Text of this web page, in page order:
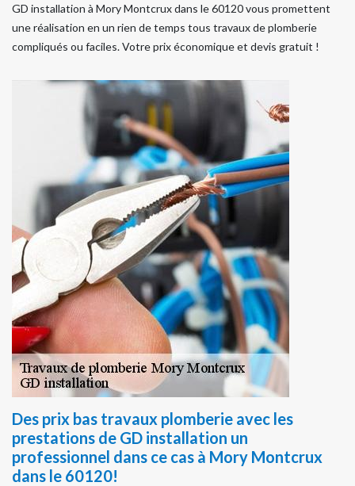
GD installation à Mory Montcrux dans le 60120 vous promettent
une réalisation en un rien de temps tous travaux de plomberie
compliqués ou faciles. Votre prix économique et devis gratuit !
Des prix bas travaux plomberie avec les
prestations de GD installation un
professionnel dans ce cas à Mory Montcrux
dans le 60120!